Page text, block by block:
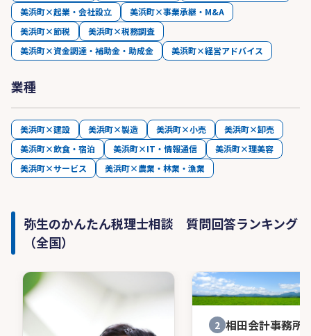
美浜町×起業・会社設立
美浜町×事業承継・M&A
美浜町×節税
美浜町×税務調査
美浜町×資金調達・補助金・助成金
美浜町×経営アドバイス
業種
美浜町×建設 美浜町×製造 美浜町×小売
美浜町×卸売
美浜町×飲食・宿泊
美浜町×IT・情報通信
美浜町×理美容
美浜町×サービス
美浜町×農業・林業・漁業
弥生のかんたん税理士相談 質問回答ランキング
（全国）
2 相田会計事務所